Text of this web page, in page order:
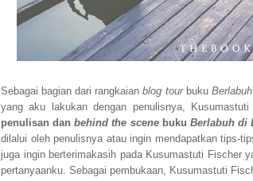
Sebagai bagian dari rangkaianblog tourbuku
yang aku lakukan dengan penulisnya,
penulisan danbehind the scenebuku Berlabuh di
dilalui oleh penulisnya atau ingin mendapatkan tips-
juga ingin berterimakasih pada Kusumastuti Fischer
pertanyaanku. Sebagai pembukaan, Kusumastuti